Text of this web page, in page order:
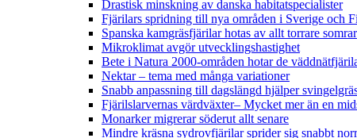
Drastisk minskning av danska habitatspecialister
Fjärilars spridning till nya områden i Sverige och
Spanska kamgräsfjärilar hotas av allt torrare somrar
Mikroklimat avgör utvecklingshastighet
Bete i Natura 2000-områden hotar de
Nektar – tema med många variationer
Snabb anpassning till dagslängd hjälper
Fjärilslarvernas värdväxter– Mycket mer än en
Monarker migrerar söderut allt senare
Mindre kräsna sydrovfjärilar sprider sig snabbt